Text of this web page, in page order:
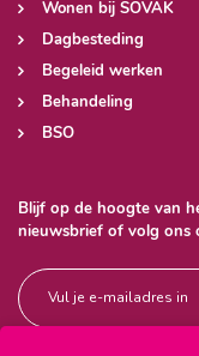
Blijf op de hoogte van
nieuwsbrief of volg ons
Wonen bij SOVAK
Dagbesteding
Begeleid werken
Behandeling
BSO